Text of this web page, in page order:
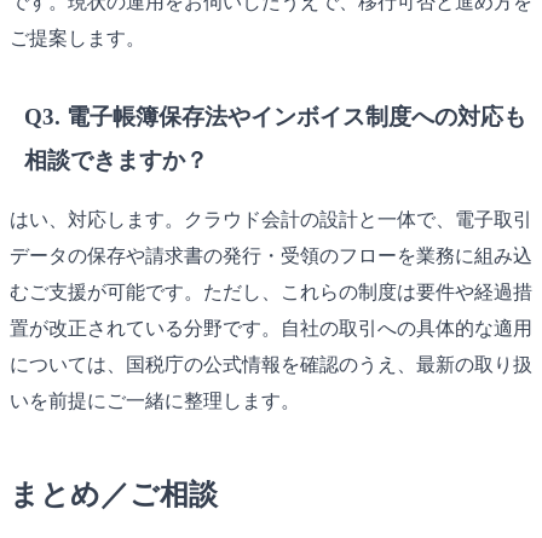
ご提案します。
Q3. 電子帳簿保存法やインボイス制度への対応も
相談できますか？
はい、対応します。クラウド会計の設計と一体で、電子取引
データの保存や請求書の発行・受領のフローを業務に組み込
むご支援が可能です。ただし、これらの制度は要件や経過措
置が改正されている分野です。自社の取引への具体的な適用
については、国税庁の公式情報を確認のうえ、最新の取り扱
いを前提にご一緒に整理します。
まとめ／ご相談